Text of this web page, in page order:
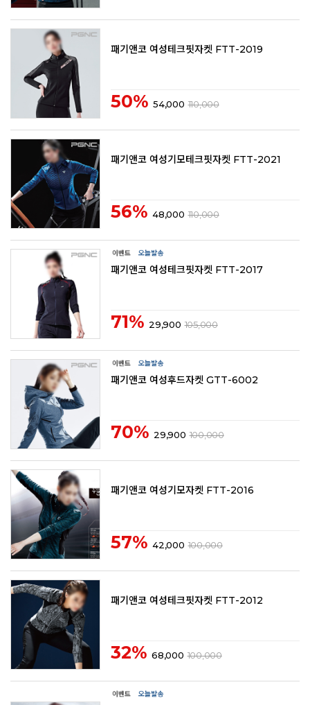
패기앤코 여성테크핏자켓 FTT-2019
50% 54,000 110,000
패기앤코 여성기모테크핏자켓 FTT-2021
56% 48,000 110,000
패기앤코 여성테크핏자켓 FTT-2017
71% 29,900 105,000
패기앤코 여성후드자켓 GTT-6002
70% 29,900 100,000
패기앤코 여성기모자켓 FTT-2016
57% 42,000 100,000
패기앤코 여성테크핏자켓 FTT-2012
32% 68,000 100,000